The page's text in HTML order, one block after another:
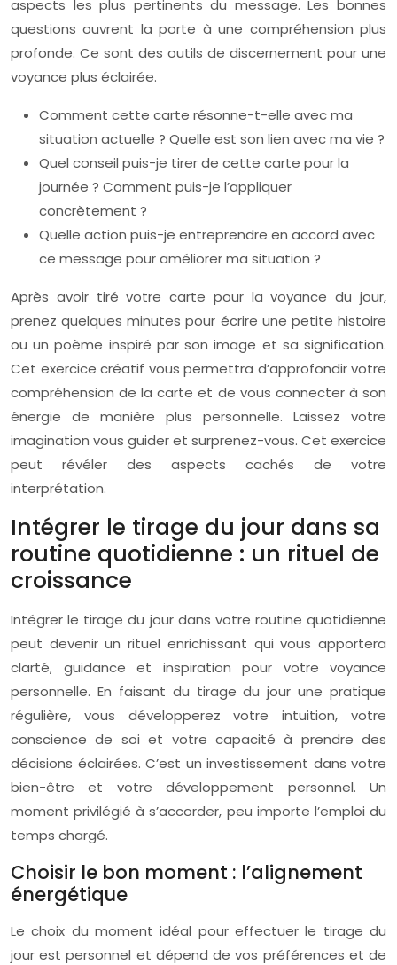
aspects les plus pertinents du message. Les bonnes
questions ouvrent la porte à une compréhension plus
profonde. Ce sont des outils de discernement pour une
voyance plus éclairée.
Comment cette carte résonne-t-elle avec ma
situation actuelle ? Quelle est son lien avec ma vie ?
Quel conseil puis-je tirer de cette carte pour la
journée ? Comment puis-je l’appliquer
concrètement ?
Quelle action puis-je entreprendre en accord avec
ce message pour améliorer ma situation ?
Après avoir tiré votre carte pour la voyance du jour,
prenez quelques minutes pour écrire une petite histoire
ou un poème inspiré par son image et sa signification.
Cet exercice créatif vous permettra d’approfondir votre
compréhension de la carte et de vous connecter à son
énergie de manière plus personnelle. Laissez votre
imagination vous guider et surprenez-vous. Cet exercice
peut révéler des aspects cachés de votre
interprétation.
Intégrer le tirage du jour dans sa
routine quotidienne : un rituel de
croissance
Intégrer le tirage du jour dans votre routine quotidienne
peut devenir un rituel enrichissant qui vous apportera
clarté, guidance et inspiration pour votre voyance
personnelle. En faisant du tirage du jour une pratique
régulière, vous développerez votre intuition, votre
conscience de soi et votre capacité à prendre des
décisions éclairées. C’est un investissement dans votre
bien-être et votre développement personnel. Un
moment privilégié à s’accorder, peu importe l’emploi du
temps chargé.
Choisir le bon moment : l’alignement
énergétique
Le choix du moment idéal pour effectuer le tirage du
jour est personnel et dépend de vos préférences et de